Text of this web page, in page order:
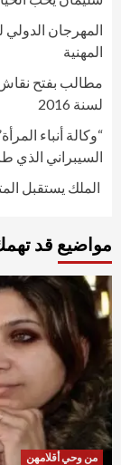
المهنية
مطالب بفتح نقاش
لسنة 2016
“وكالة أنباء
السيبراني الذي
الملك يستقبل
مواضيع قد
من وحي أقلامهن